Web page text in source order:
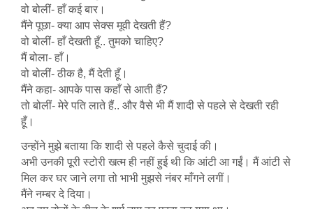
वो बोलीं- हाँ कई बार।
मैंने पूछा- क्या आप सेक्स मूवी देखती हैं?
वो बोलीं- हाँ देखती हूँ.. तुमको चाहिए?
मैं बोला- हाँ।
वो बोलीं- ठीक है, मैं देती हूँ।
मैंने कहा- आपके पास कहाँ से आती हैं?
तो बोलीं- मेरे पति लाते हैं.. और वैसे भी मैं शादी से पहले से देखती रही
हूँ।
उन्होंने मुझे बताया कि शादी से पहले कैसे चुदाई की।
अभी उनकी पूरी स्टोरी खत्म ही नहीं हुई थी कि आंटी आ गईं। मैं आंटी से
मिल कर घर जाने लगा तो भाभी मुझसे नंबर माँगने लगीं।
मैंने नम्बर दे दिया।